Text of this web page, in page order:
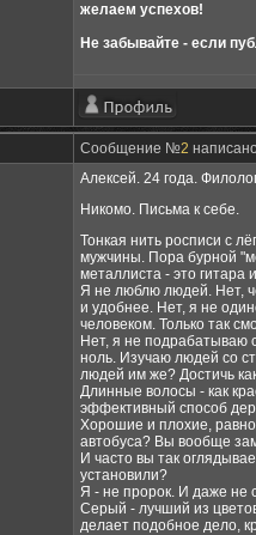
желаем успехов!
Не забывайте - если
Сообщение №2
Алексей. 24 года.
Никомо. Письма к себе.
Тонкая нить росписи с
мужчины. Пора бурной
металлиста - это гитара
Я не люблю людей. Нет,
и удобнее. Нет, я не
человеком. Только так
Нет, я не подрабатываю
ноль. Изучаю людей со
людей им же? Достичь
Длинные волосы - как
эффективный способ
Хорошие и плохие,
автобуса? Вы вообще
И часто вы так
установили?
Я - не пророк. И даже не
Серый - лучший из
делает подобное дело,